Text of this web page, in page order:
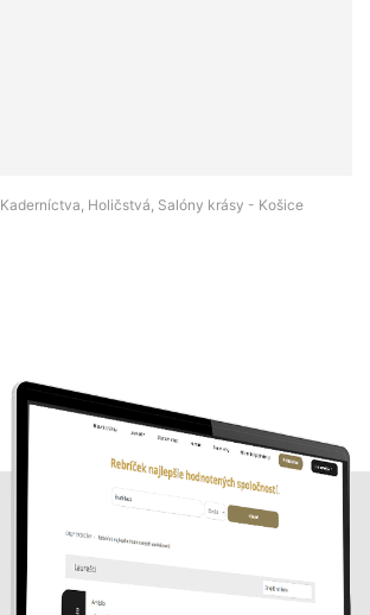
Kaderníctva, Holičstvá, Salóny krásy - Košice